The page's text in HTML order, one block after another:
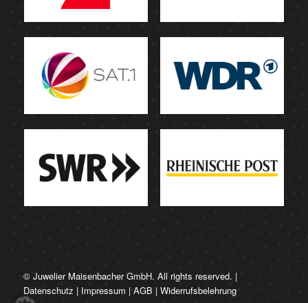
© Juwelier Maisenbacher GmbH. All rights reserved. |
Datenschutz | Impressum | AGB | Widerrufsbelehrung